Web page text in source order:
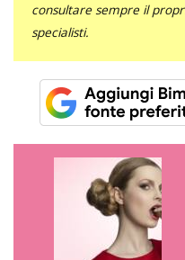
consultare sempre il
specialisti.